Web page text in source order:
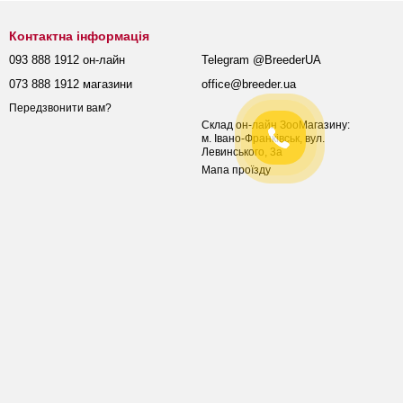
Контактна інформація
093 888 1912 он-лайн
073 888 1912 магазини
Передзвонити вам?
Telegram @BreederUA
office@breeder.ua
Склад он-лайн ЗооМагазину:
м. Івано-Франківськ, вул.
Левинського, 3а
Мапа проїзду